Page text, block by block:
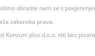
obratite nam se s
zakonska prava.
Konzum plus d.o.o. niti bez